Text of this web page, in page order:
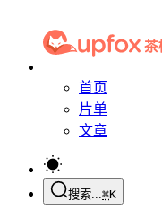
首页
片单
文章
搜索...⌘K